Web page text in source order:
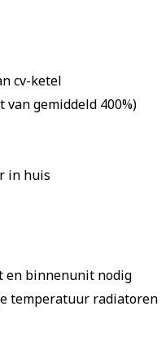
cv-ketel
gemiddeld 400%)
in huis
en binnenunit nodig
temperatuur radiatoren